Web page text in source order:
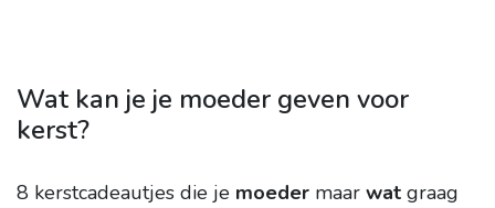
Wat kan je je moeder geven voor
kerst?
8 kerstcadeautjes die je moeder maar wat graag